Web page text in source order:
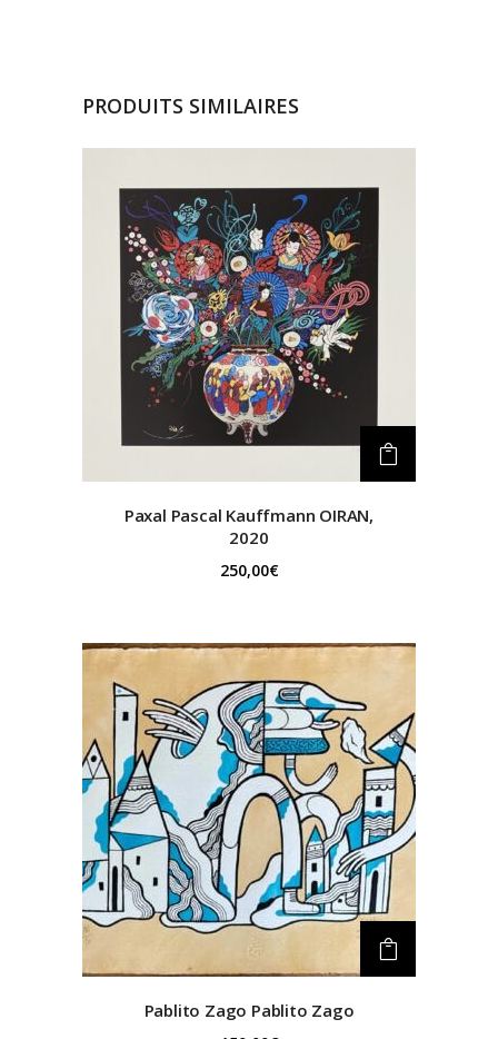
PRODUITS SIMILAIRES
Paxal Pascal Kauffmann OIRAN,
2020
250,00€
Pablito Zago Pablito Zago